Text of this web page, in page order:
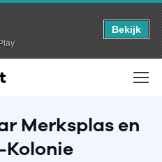
Bekijk
Merksplas en